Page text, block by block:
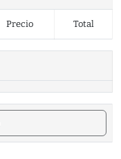
Precio Total